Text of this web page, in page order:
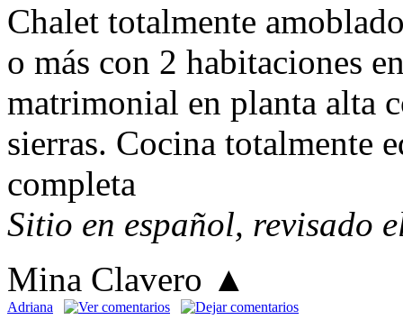
Chalet totalmente
o más con 2 habitaciones
matrimonial en planta alta
sierras. Cocina totalmente
completa
Sitio en español, revisado
Mina Clavero ▲
Adriana